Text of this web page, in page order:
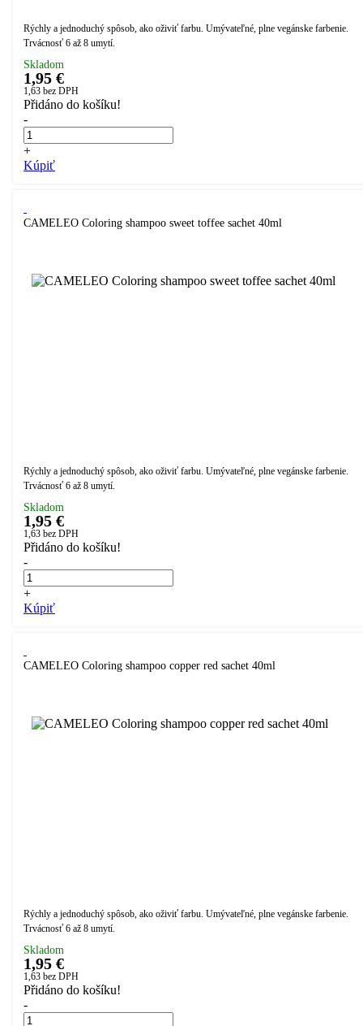
Rýchly a jednoduchý spôsob, ako oživiť farbu. Umývateľné, plne vegánske farbenie.
Trvácnosť 6 až 8 umytí.
Skladom
1,95 €
1,63 bez DPH
Přidáno do košíku!
-
+
Kúpiť
CAMELEO Coloring shampoo sweet toffee sachet 40ml
Rýchly a jednoduchý spôsob, ako oživiť farbu. Umývateľné, plne vegánske farbenie.
Trvácnosť 6 až 8 umytí.
Skladom
1,95 €
1,63 bez DPH
Přidáno do košíku!
-
+
Kúpiť
CAMELEO Coloring shampoo copper red sachet 40ml
Rýchly a jednoduchý spôsob, ako oživiť farbu. Umývateľné, plne vegánske farbenie.
Trvácnosť 6 až 8 umytí.
Skladom
1,95 €
1,63 bez DPH
Přidáno do košíku!
-